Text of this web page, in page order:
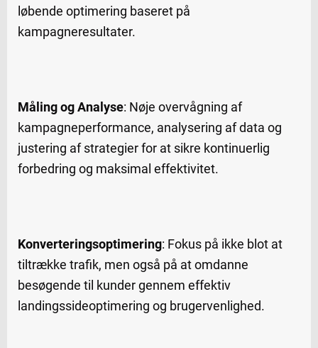
løbende optimering baseret på
kampagneresultater.
Måling og Analyse: Nøje overvågning af
kampagneperformance, analysering af data og
justering af strategier for at sikre kontinuerlig
forbedring og maksimal effektivitet.
Konverteringsoptimering: Fokus på ikke blot at
tiltrække trafik, men også på at omdanne
besøgende til kunder gennem effektiv
landingssideoptimering og brugervenlighed.